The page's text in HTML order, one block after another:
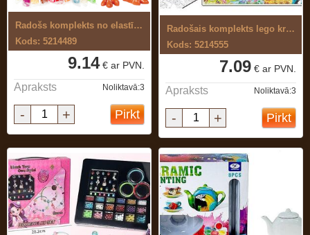
Radošs komplekts no elastīgas, ...
Kods: 5214489
9.14€ ar PVN.
Apraksts Noliktavā:3
- + Pirkt
Radošais komplekts lego krāsošanai
Kods: 5214555
7.09 € ar PVN.
Apraksts Noliktavā:3
- + Pirkt